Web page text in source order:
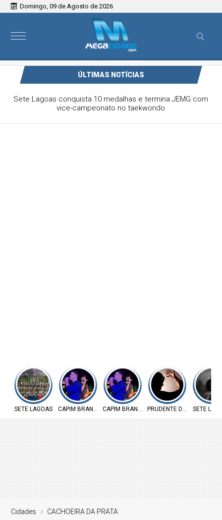
Domingo, 09 de Agosto de 2026
ÚLTIMAS NOTÍCIAS
Victor & Bruno são destaque no ForróCap em Capim
Branco
SETE LAGOAS CAPIM BRANCO CAPIM BRANCO PRUDENTE DE MORAIS
SETE
Cidades CACHOEIRA DA PRATA